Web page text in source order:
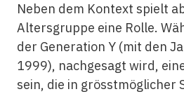
Neben dem Kontext spielt
Altersgruppe eine Rolle.
der Generation Y (mit den
1999), nachgesagt wird,
sein, die in grösstmöglicher